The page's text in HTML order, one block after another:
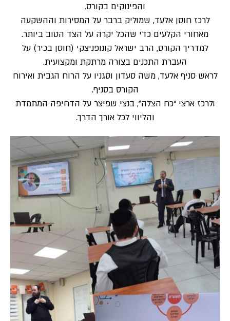
והפינוקים בקורס.
לרכז חוסן אלעד, שמוליק ברבר על המסירות וההשקעה
מאחורי הקלעים כדי שהכל יקרה על הצד הטוב ביותר.
למדריך הקורס, הרב ישראל קונופניצקי (חוסן בכיר) על
העברת התכנים בצורה מרתקת ומקצועית.
לראש סניף אלעד, משה סעדון וסגניו על הרוח הגבית ואירוח
הקורס בסניף.
ולרכז ארצי “כח הצלה”, בנצי שפיצר על הדחיפה המתמדת
והליווי לכל אורך הדרך.